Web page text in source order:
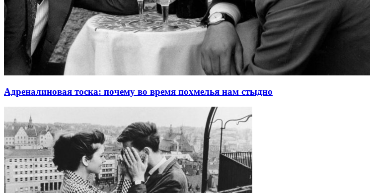
Адреналиновая тоска: почему во время похмелья нам стыдно